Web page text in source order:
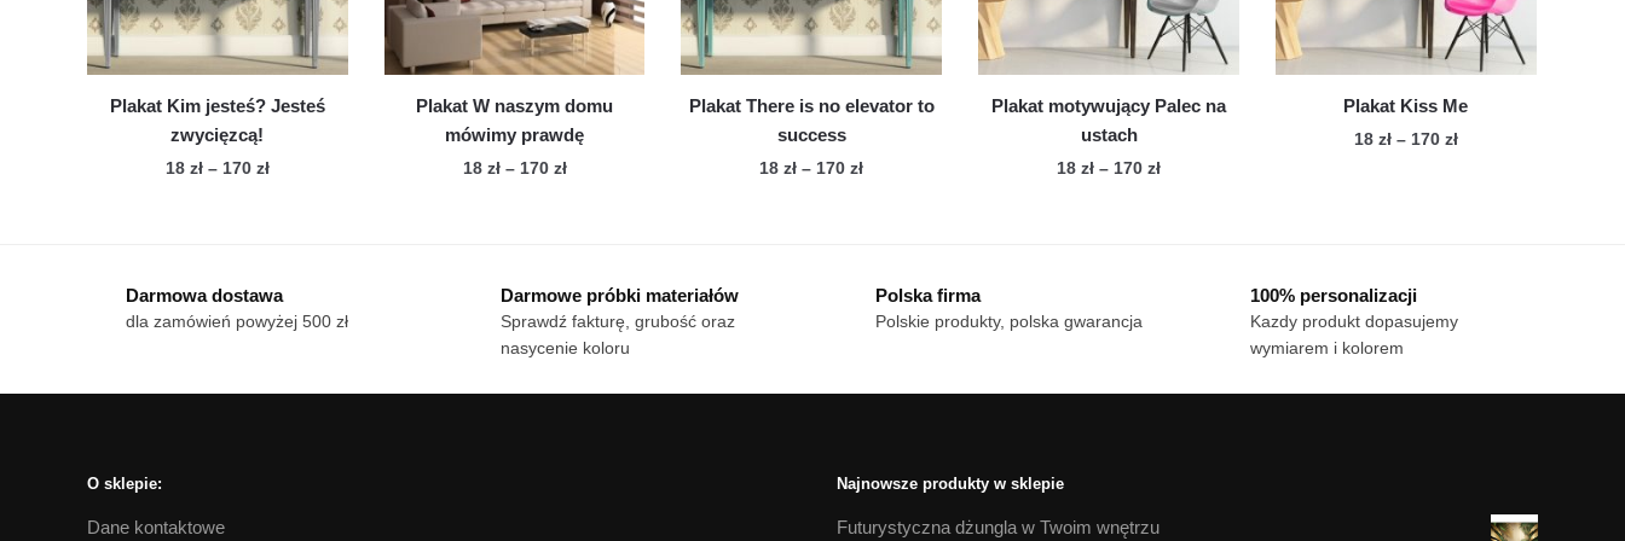
stronie
produktu
na
stronie
stronie
produktu
na
stronie
na
stronie
Plakat Kim jesteś? Jesteś
zwycięzcą!
18 zł – 170 złZakres
170 zł
wiele
wariantów.
można
Plakat W naszym domu
mówimy prawdę
18 zł – 170 złZakres
170 zł
wiele
wariantów.
Opcje
można
Plakat There is no elevator to
success
18zł – 170złZakres
170 zł
wariantów.
można
stronie
Plakat motywujący Palec na
ustach
18zł – 170złZakres
wariantów.
można
Plakat Kiss Me
18 zł – 170 złZakres
wariantów.
Opcje
wybrać
Darmowa dostawa
dla zamówień powyżej 500 zł
Darmowe próbki materiałów
Sprawdź fakturę, grubość oraz
nasycenie koloru
Polska firma
Polskie produkty, polska gwarancja
100% personalizacji
Kazdy produkt dopasujemy
wymiarem i kolorem
O sklepie:
Dane kontaktowe
Najnowsze produkty w sklepie
Futurystyczna dżungla w Twoim wnętrzu